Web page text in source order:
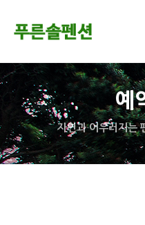
예
자연과 어우러지는